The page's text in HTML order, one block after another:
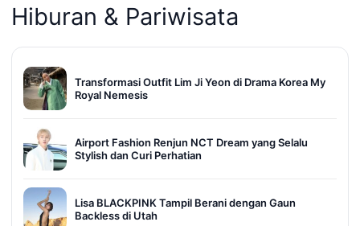
Hiburan & Pariwisata
Transformasi Outfit Lim Ji Yeon di Drama Korea My
Royal Nemesis
Airport Fashion Renjun NCT Dream yang Selalu
Stylish dan Curi Perhatian
Lisa BLACKPINK Tampil Berani dengan Gaun
Backless di Utah